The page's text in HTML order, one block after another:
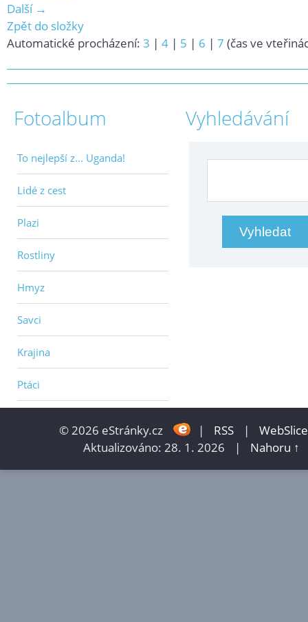
Další →
Zpět do složky
Automatické procházení: 3 | 4 | 5 | 6 | 7 (čas ve
Fotoalbum
To nejlepší z... Uganda!
Lidé z cest
Plazi
Rostliny
Hmyz
Savci
Krajina
Ptáci
Vyhledávání
© 2026 eStránky.cz | RSS |
WebSlice
Aktualizováno: 28. 1. 2026
| Nahoru ↑